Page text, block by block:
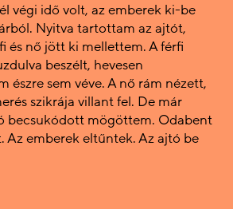
végi idő volt, az emberek ki-be
Nyitva tartottam az ajtót,
és nő jött ki mellettem. A férfi
beszélt, hevesen
észre sem véve. A nő rám nézett,
szikrája villant fel. De már
becsukódott mögöttem. Odabent
Az emberek eltűntek. Az ajtó be